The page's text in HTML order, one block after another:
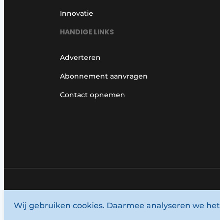
Innovatie
HANDIGE LINKS
Adverteren
Abonnement aanvragen
Contact opnemen
© 1987 - 2026 Louwersmediagroep.
Wij gebruiken cookies. Daarmee analyseren we